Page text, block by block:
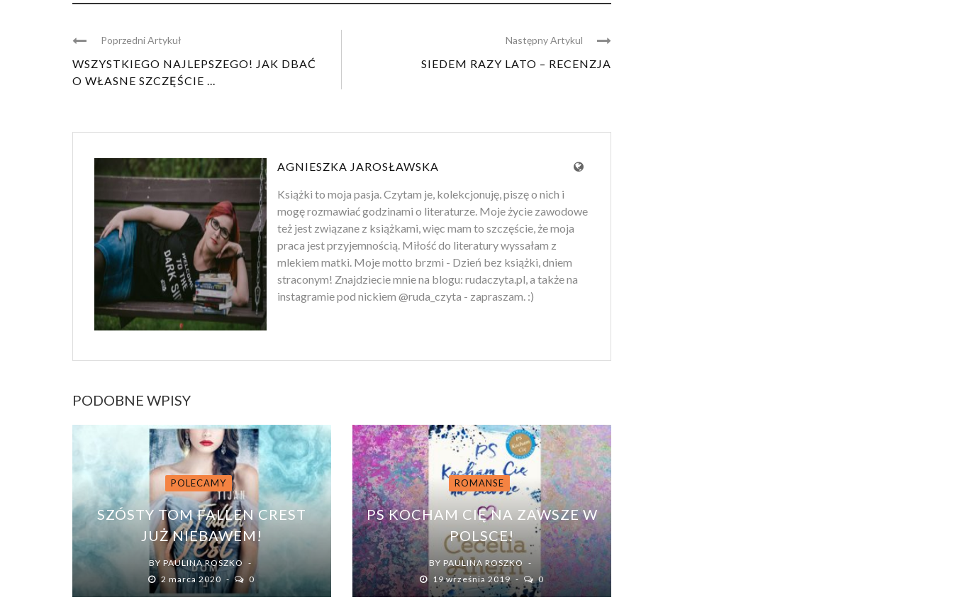
Poprzedni Artykuł
WSZYSTKIEGO NAJLEPSZEGO! JAK DBAĆ
O WŁASNE SZCZĘŚCIE ...
Następny Artykul
SIEDEM RAZY LATO – RECENZJA
AGNIESZKA JAROSŁAWSKA
Książki to moja pasja. Czytam je, kolekcjonuję, piszę o nich i
mogę rozmawiać godzinami o literaturze. Moje życie zawodowe
też jest związane z książkami, więc mam to szczęście, że moja
praca jest przyjemnością. Miłość do literatury wyssałam z
mlekiem matki. Moje motto brzmi - Dzień bez książki, dniem
straconym! Znajdziecie mnie na blogu: rudaczyta.pl, a także na
instagramie pod nickiem @ruda_czyta - zapraszam. :)
PODOBNE WPISY
POLECAMY
SZÓSTY TOM FALLEN CREST
JUŻ NIEBAWEM!
BY PAULINA ROSZKO
2 marca 2020
0
ROMANSE
PS KOCHAM CIĘ NA ZAWSZE W
POLSCE!
BY PAULINA ROSZKO
19 września 2019
0